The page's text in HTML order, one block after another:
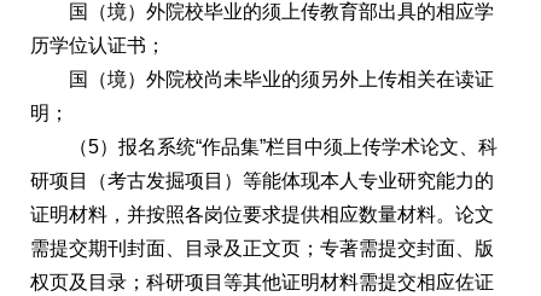
国（境）外院校毕业的须上传教育部出具的相应学
历学位认证书；
国（境）外院校尚未毕业的须另外上传相关在读证
明；
（5）报名系统“作品集”栏目中须上传学术论文、科
研项目（考古发掘项目）等能体现本人专业研究能力的
证明材料，并按照各岗位要求提供相应数量材料。论文
需提交期刊封面、目录及正文页；专著需提交封面、版
权页及目录；科研项目等其他证明材料需提交相应佐证